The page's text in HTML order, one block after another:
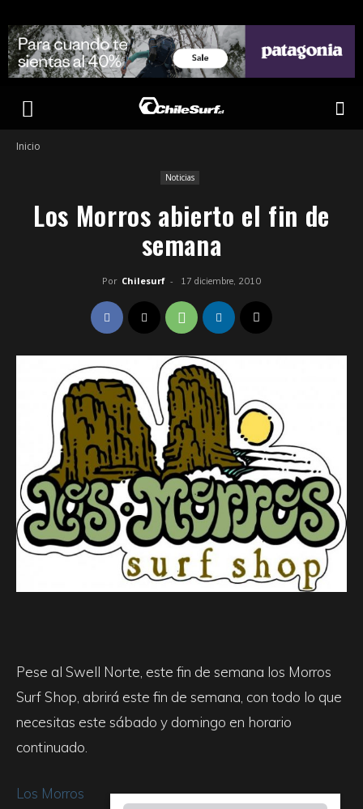
Inicio
Noticias
Los Morros abierto el fin de
semana
Por Chilesurf - 17 diciembre, 2010
Pese al Swell Norte, este fin de semana los Morros
Surf Shop, abrirá este fin de semana, con todo lo que
necesitas este sábado y domingo en horario
continuado.
Los Morros